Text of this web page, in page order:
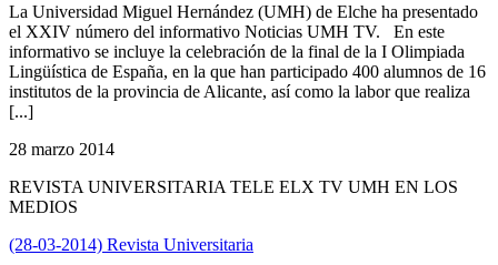
La Universidad Miguel Hernández (UMH) de Elche ha presentado
el XXIV número del informativo Noticias UMH TV. En este
informativo se incluye la celebración de la final de la I Olimpiada
Lingüística de España, en la que han participado 400 alumnos de 16
institutos de la provincia de Alicante, así como la labor que realiza
[...]
28 marzo 2014
REVISTA UNIVERSITARIA TELE ELX TV UMH EN LOS
MEDIOS
(28-03-2014) Revista Universitaria